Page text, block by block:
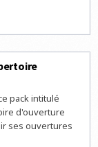
pack intitulé
d'ouverture
ses ouvertures